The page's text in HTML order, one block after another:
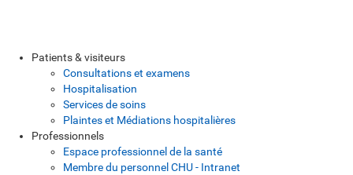
Patients & visiteurs
Consultations et examens
Hospitalisation
Services de soins
Plaintes et Médiations hospitalières
Professionnels
Espace professionnel de la santé
Membre du personnel CHU - Intranet